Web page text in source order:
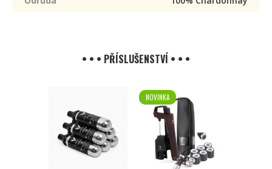
• • • PŘÍSLUŠENSTVÍ • • •
NOVINKA